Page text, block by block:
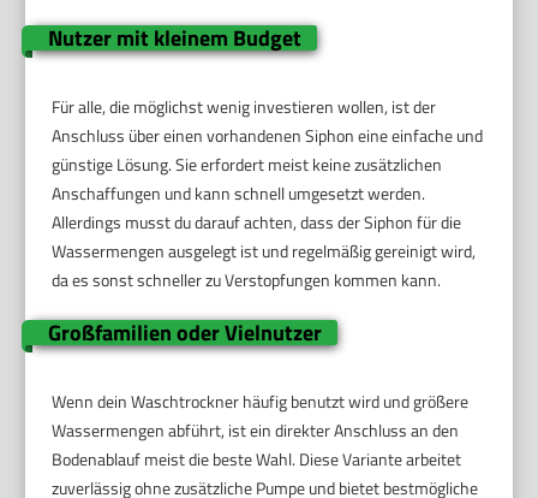
Nutzer mit kleinem Budget
Für alle, die möglichst wenig investieren wollen, ist der
Anschluss über einen vorhandenen Siphon eine einfache und
günstige Lösung. Sie erfordert meist keine zusätzlichen
Anschaffungen und kann schnell umgesetzt werden.
Allerdings musst du darauf achten, dass der Siphon für die
Wassermengen ausgelegt ist und regelmäßig gereinigt wird,
da es sonst schneller zu Verstopfungen kommen kann.
Großfamilien oder Vielnutzer
Wenn dein Waschtrockner häufig benutzt wird und größere
Wassermengen abführt, ist ein direkter Anschluss an den
Bodenablauf meist die beste Wahl. Diese Variante arbeitet
zuverlässig ohne zusätzliche Pumpe und bietet bestmögliche